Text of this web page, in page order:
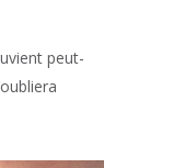
peut-